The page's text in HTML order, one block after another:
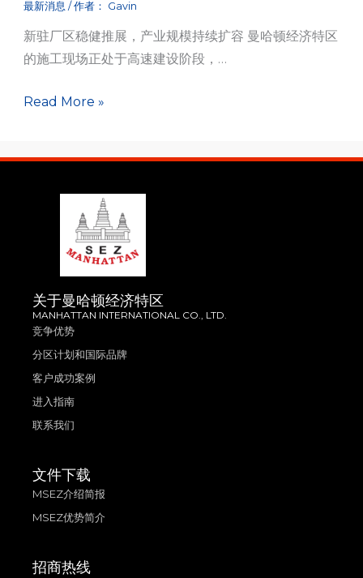
最新消息 / 作者： Gavin
新驻厂区稳健推展，产业规模持续扩容 曼哈顿经济特区
的施工现场正处于高速建设阶段，…
Read More »
关于曼哈顿经济特区
MANHATTAN INTERNATIONAL CO., LTD.
竞争优势
分区计划和国际品牌
客户成功案例
进入指南
联系我们
文件下载
MSEZ介绍简报
MSEZ优势简介
招商热线